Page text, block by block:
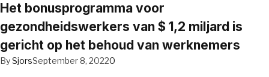
Het bonusprogramma voor
gezondheidswerkers van $ 1,2 miljard is
gericht op het behoud van werknemers
BySjorsSeptember 8, 20220